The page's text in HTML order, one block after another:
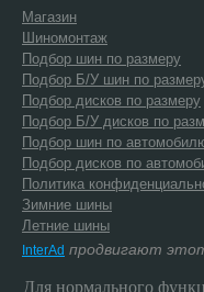
Магазин
Шиномонтаж
Подбор шин по размеру
Подбор Б/У шин по
Подбор дисков по размеру
Подбор Б/У дисков по
Подбор шин по
Подбор дисков по
Политика
Зимние шины
Летние шины
InterAd продвигают
Для нормального